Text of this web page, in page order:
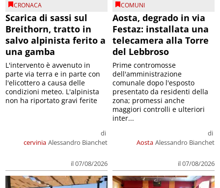
CRONACA
Scarica di sassi sul
Breithorn, tratto in
salvo alpinista ferito a
una gamba
cervinia
di
Alessandro Bianchet
il 07/08/2026
L'intervento è avvenuto in
parte via terra e in parte con
l'elicottero a causa delle
condizioni meteo. L'alpinista
non ha riportato gravi ferite
COMUNI
Aosta, degrado in via
Festaz: installata una
telecamera alla Torre
del Lebbroso
Aosta
di
Alessandro Bianchet
il 07/08/2026
Prime contromosse
dell'amministrazione
comunale dopo l'esposto
presentato da residenti della
zona; promessi anche
maggiori controlli e ulteriori
inter...